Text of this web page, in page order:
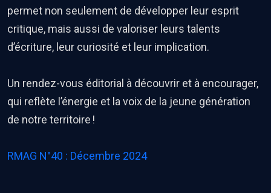
permet non seulement de développer leur esprit
critique, mais aussi de valoriser leurs talents
d’écriture, leur curiosité et leur implication.
Un rendez-vous éditorial à découvrir et à encourager,
qui reflète l’énergie et la voix de la jeune génération
de notre territoire !
RMAG N°40 : Décembre 2024